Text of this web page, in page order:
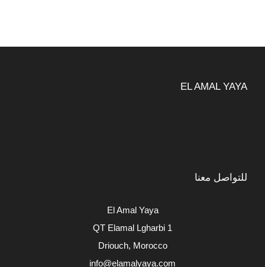
EL AMAL YAYA
للتواصل معنا
El Amal Yaya
QT Elamal Lgharbi 1
Driouch, Morocco
info@elamalyaya.com